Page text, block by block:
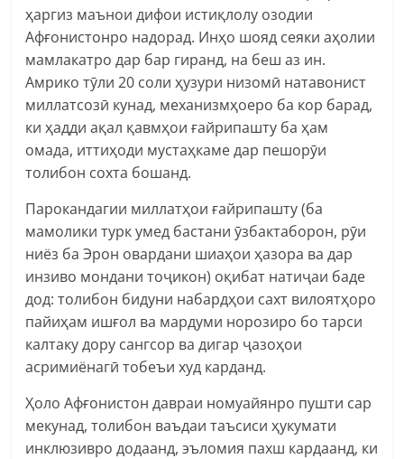
ҳаргиз маънои дифои истиқлолу озодии
Афғонистонро надорад. Инҳо шояд сеяки аҳолии
мамлакатро дар бар гиранд, на беш аз ин.
Амрико тӯли 20 соли ҳузури низомӣ натавонист
миллатсозӣ кунад, механизмҳоеро ба кор барад,
ки ҳадди ақал қавмҳои ғайрипашту ба ҳам
омада, иттиҳоди мустаҳкаме дар пешорӯи
толибон сохта бошанд.
Парокандагии миллатҳои ғайрипашту (ба
мамолики турк умед бастани ӯзбактаборон, рӯи
ниёз ба Эрон овардани шиаҳои ҳазора ва дар
инзиво мондани тоҷикон) оқибат натиҷаи баде
дод: толибон бидуни набардҳои сахт вилоятҳоро
пайиҳам ишғол ва мардуми норозиро бо тарси
калтаку дору сангсор ва дигар ҷазоҳои
асримиёнагӣ тобеъи худ карданд.
Ҳоло Афғонистон давраи номуайянро пушти сар
мекунад, толибон ваъдаи таъсиси ҳукумати
инклюзивро додаанд, эъломия пахш кардаанд, ки